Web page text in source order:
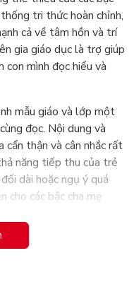
tri thức hoàn chỉnh,
cả về tâm hồn và trí
gia giáo dục là trợ giúp
con mình đọc hiểu và
mẫu giáo và lớp một
đọc. Nội dung và
thận và cân nhắc rất
năng tiếp thu của trẻ
dài hoặc ngụ ý quá
cho các bậc cha mẹ
Trong quá trình
để gợi ý và hướng dẫn